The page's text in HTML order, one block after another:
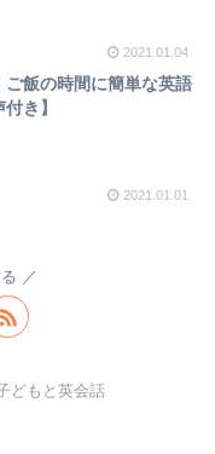
2021.01.04
ご飯の時間に簡単な英語
き】
2021.01.01
どもと英会話